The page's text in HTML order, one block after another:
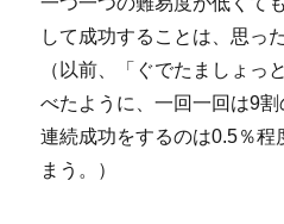
して成功することは、思っ
（以前、「ぐでたましょっ
べたように、一回一回は9
連続成功をするのは0.5％程
まう。）